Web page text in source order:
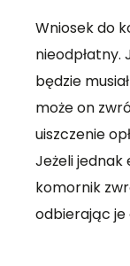
Wniosek do
nieodpłatny.
będzie
może on
uiszczenie
Jeżeli jednak
komornik
odbierając je